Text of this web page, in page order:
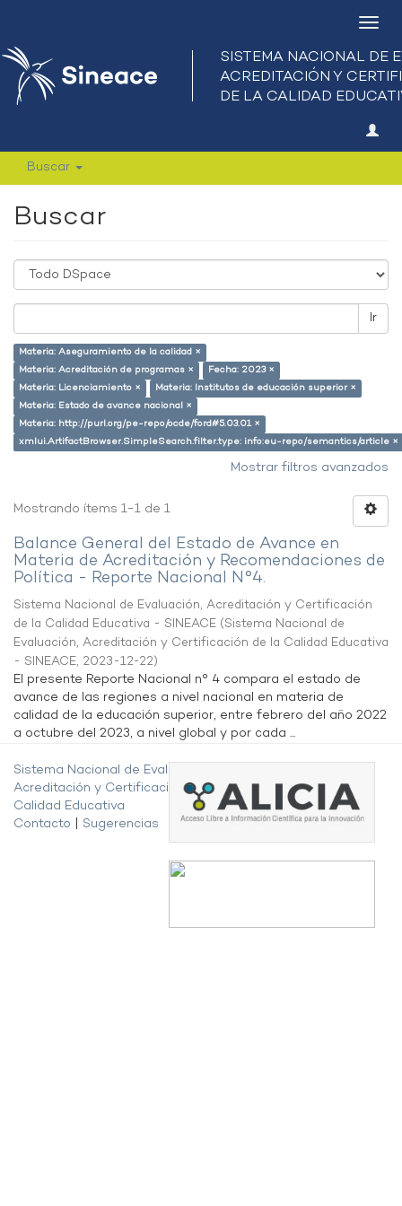
Buscar
Buscar
Ir
Materia: Aseguramiento de la calidad ×
Materia: Acreditación de programas ×
Fecha: 2023 ×
Materia: Licenciamiento ×
Materia: Institutos de educación superior ×
Materia: Estado de avance nacional ×
Materia: http://purl.org/pe-repo/ocde/ford#5.03.01 ×
xmlui.ArtifactBrowser.SimpleSearch.filter.type: info:eu-repo/semantics/article ×
Mostrar filtros avanzados
Mostrando ítems 1-1 de 1
Balance General del Estado de Avance en
Materia de Acreditación y Recomendaciones de
Política - Reporte Nacional N°4.
Sistema Nacional de Evaluación, Acreditación y Certificación
de la Calidad Educativa - SINEACE (Sistema Nacional de
Evaluación, Acreditación y Certificación de la Calidad Educativa
- SINEACE, 2023-12-22)
El presente Reporte Nacional n° 4 compara el estado de
avance de las regiones a nivel nacional en materia de
calidad de la educación superior, entre febrero del año 2022
a octubre del 2023, a nivel global y por cada ...
Sistema Nacional de Evaluación,
Acreditación y Certificación de la
Calidad Educativa
Contacto
Sugerencias